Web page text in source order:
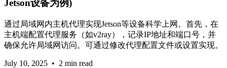
Jetson设备为例)
通过局域网内主机代理实现Jetson等设备科学上网。首先，在
主机端配置代理服务（如v2ray），记录IP地址和端口号，并
确保允许局域网访问。可通过修改代理配置文件或设置实现。
July 10, 2025 • 2 min read